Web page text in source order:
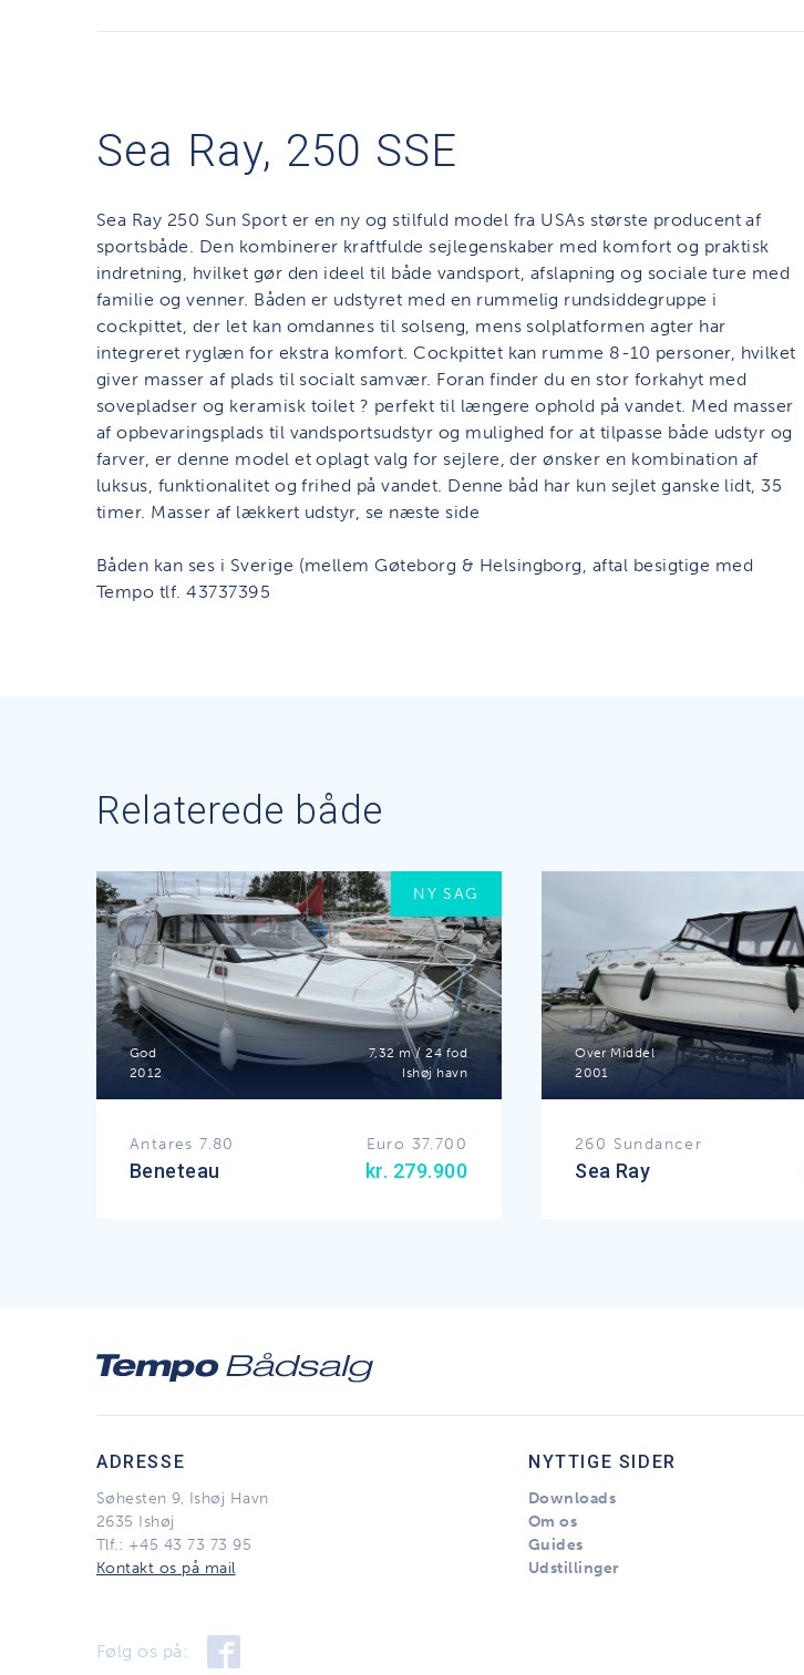
Sea Ray, 250 SSE
Sea Ray 250 Sun Sport er en ny og stilfuld model fra USAs største producent af
sportsbåde. Den kombinerer kraftfulde sejlegenskaber med komfort og praktisk
indretning, hvilket gør den ideel til både vandsport, afslapning og sociale ture med
familie og venner. Båden er udstyret med en rummelig rundsiddegruppe i
cockpittet, der let kan omdannes til solseng, mens solplatformen agter har
integreret ryglæn for ekstra komfort. Cockpittet kan rumme 8-10 personer, hvilket
giver masser af plads til socialt samvær. Foran finder du en stor forkahyt med
sovepladser og keramisk toilet ? perfekt til længere ophold på vandet. Med masser
af opbevaringsplads til vandsportsudstyr og mulighed for at tilpasse både udstyr og
farver, er denne model et oplagt valg for sejlere, der ønsker en kombination af
luksus, funktionalitet og frihed på vandet. Denne båd har kun sejlet ganske lidt, 35
timer. Masser af lækkert udstyr, se næste side
Båden kan ses i Sverige (mellem Gøteborg & Helsingborg, aftal besigtige med
Tempo tlf. 43737395
Relaterede både
NY SAG
God
7,32 m / 24 fod
2012
Ishøj havn
Antares 7.80 Euro 37.700
Beneteau kr. 279.900
Over Middel
2001
260 Sundancer
Sea Ray
ADRESSE
Søhesten 9, Ishøj Havn
2635 Ishøj
Tlf.: +45 43 73 73 95
Kontakt os på mail
NYTTIGE SIDER
Downloads
Om os
Guides
Udstillinger
Følg os på: